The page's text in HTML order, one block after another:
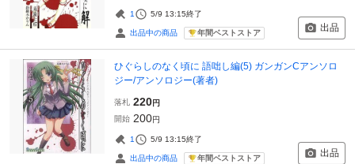
1 5/9 13:15終了
出品中の商品 年間ベストストア 出品
ひぐらしのなく頃に 語咄し編(5) ガンガンCアンソロ
ジー/アンソロジー(著者)
落札 220円
開始 200円
1 5/9 13:15終了
出品中の商品 年間ベストストア 出品